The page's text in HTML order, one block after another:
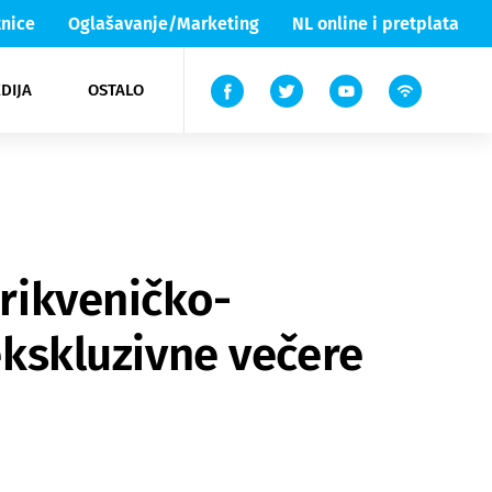
Oglašavanje/Marketing NL online i pretplata
OSTALO
Lika & Senj
TV
večere